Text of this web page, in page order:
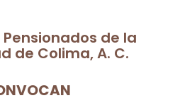
de la
de Colima, A. C.